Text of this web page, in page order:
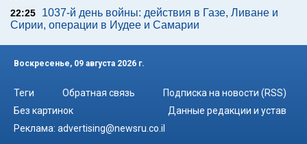
22:25
1037-й день войны: действия в Газе, Ливане и
Сирии, операции в Иудее и Самарии
Воскресенье, 09 августа 2026 г.
Теги Обратная связь
Подписка на новости (RSS)
Без картинок
Данные редакции и устав
Реклама: advertising@newsru.co.il